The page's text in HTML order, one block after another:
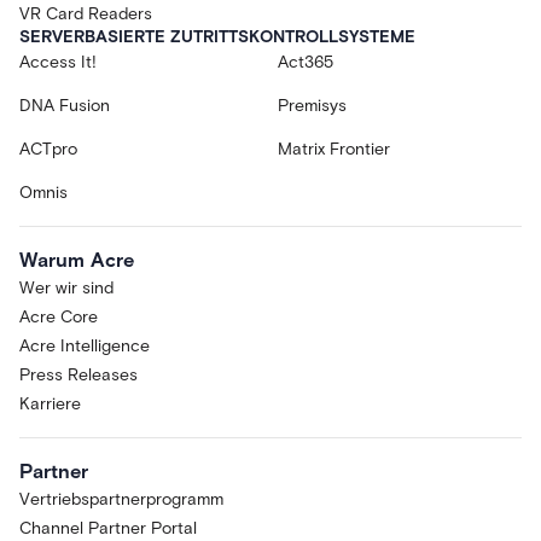
VR Card Readers
SERVERBASIERTE ZUTRITTSKONTROLLSYSTEME
Access It!
Act365
DNA Fusion Premisys
ACTpro Matrix Frontier
Omnis
Warum Acre
Wer wir sind
Acre Core
Acre Intelligence
Press Releases
Karriere
Partner
Vertriebspartnerprogramm
Channel Partner Portal